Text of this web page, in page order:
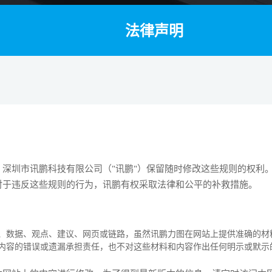
法律声明
圳市讯鹏科技有限公司（"讯鹏"）保留随时修改这些规则的权利
违反这些规则的行为，讯鹏有权采取法律和公平的补救措施。
据、观点、建议、网页或链路，虽然讯鹏力图在网站上提供准确的
的错误或遗漏承担责任，也不对这些材料和内容作出任何明示或默